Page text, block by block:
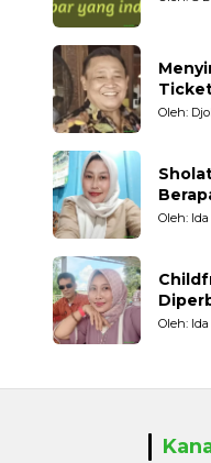
Oleh:
Oleh:
Oleh: